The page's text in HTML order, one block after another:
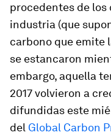
procedentes de
industria (que
carbono que emite
se estancaron
embargo, aquella
2017 volvieron a
difundidas este
del Global Carbon